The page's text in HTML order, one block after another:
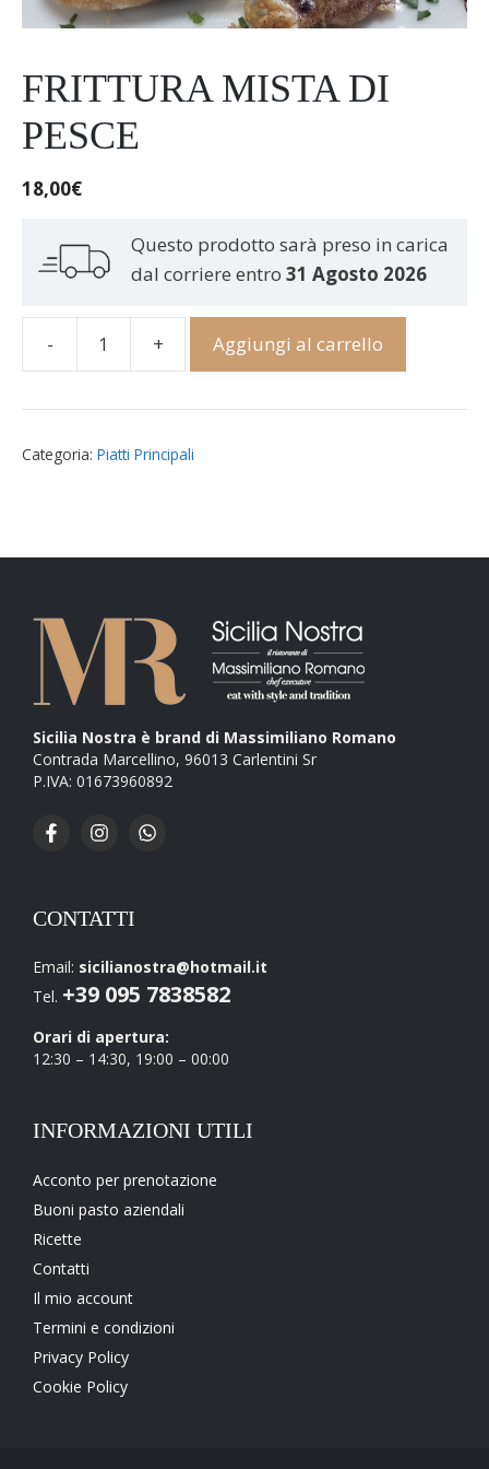
FRITTURA MISTA DI
PESCE
18,00€
Questo prodotto sarà preso in carica
dal corriere entro 31 Agosto 2026
-
Frittura
di
pesce
+ Aggiungi al carrello
Categoria: Piatti Principali
Sicilia Nostra è brand di Massimiliano Romano
Contrada Marcellino, 96013 Carlentini Sr
P.IVA: 01673960892
CONTATTI
Email: sicilianostra@hotmail.it
Tel. +39 095 7838582
Orari di apertura:
12:30 – 14:30, 19:00 – 00:00
INFORMAZIONI UTILI
Acconto per prenotazione
Buoni pasto aziendali
Ricette
Contatti
Il mio account
Termini e condizioni
Privacy Policy
Cookie Policy